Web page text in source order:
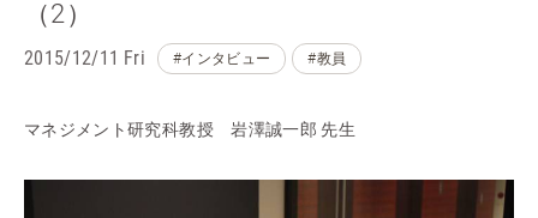
（2）
2015/12/11 Fri #インタビュー #教員
マネジメント研究科教授 岩澤誠一郎 先生